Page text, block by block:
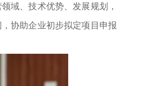
域、技术优势、发展规划，
协助企业初步拟定项目申报